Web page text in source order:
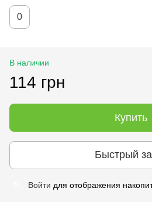
0
В наличии
114 грн
Купить
Быстрый
Войти для отображения